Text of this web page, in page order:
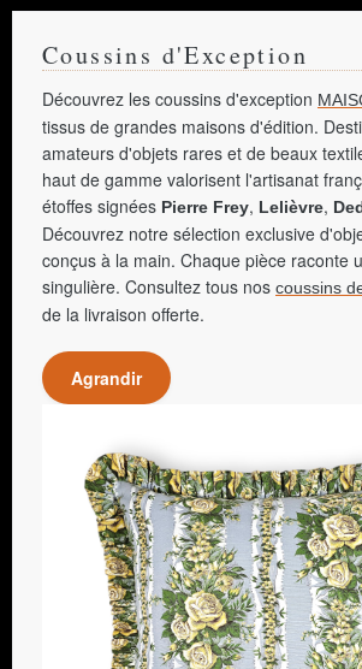
Coussins d'Exception
Découvrez les coussins d'exception
tissus de grandes maisons d'édition.
amateurs d'objets rares et de beaux
haut de gamme valorisent l'artisanat
étoffes signées Pierre Frey, Lelièvre,
Découvrez notre sélection exclusive
conçus à la main. Chaque pièce raconte
singulière. Consultez tous nos coussins
de la livraison offerte.
Agrandir